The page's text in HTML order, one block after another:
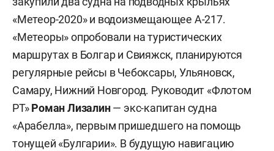
«Метеор-2020» и водоизмещающее А-217.
«Метеоры» опробовали на туристических
маршрутах в Болгар и Свияжск, планируются
регулярные рейсы в Чебоксары, Ульяновск,
Самару, Нижний Новгород. Руководит «Флотом
РТ»Роман Лизалин— экс-капитан судна
«Арабелла», первым пришедшего на помощь
тонущей «Булгарии». В будущую навигацию